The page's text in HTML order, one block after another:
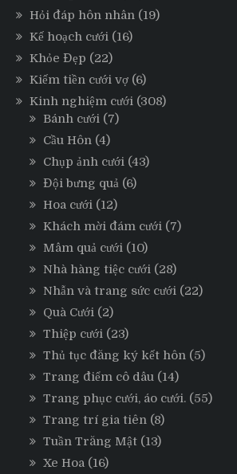
Hỏi đáp hôn nhân (19)
Kế hoạch cưới (16)
Khỏe Đẹp (22)
Kiếm tiền cưới vợ (6)
Kinh nghiệm cưới (308)
Bánh cưới (7)
Cầu Hôn (4)
Chụp ảnh cưới (43)
Đội bưng quả (6)
Hoa cưới (12)
Khách mời đám cưới (7)
Mâm quả cưới (10)
Nhà hàng tiệc cưới (28)
Nhẫn và trang sức cưới (22)
Quà Cưới (2)
Thiệp cưới (23)
Thủ tục đăng ký kết hôn (5)
Trang điểm cô dâu (14)
Trang phục cưới, áo cưới. (55)
Trang trí gia tiên (8)
Tuần Trăng Mật (13)
Xe Hoa (16)